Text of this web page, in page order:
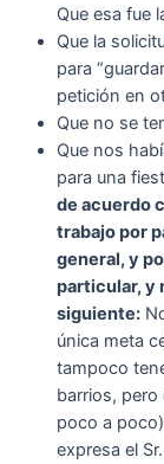
Que esa fue
Que la
para
petición en
Que no se
Que nos
para una
de acuerdo
trabajo por
general, y
particular, y
siguiente:
única meta
tampoco
barrios,
poco a
expresa el